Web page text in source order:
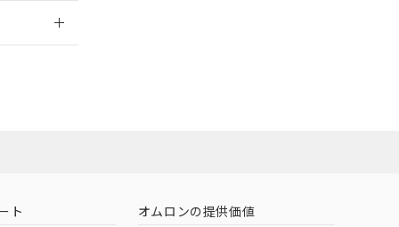
ト オムロンの提供価値